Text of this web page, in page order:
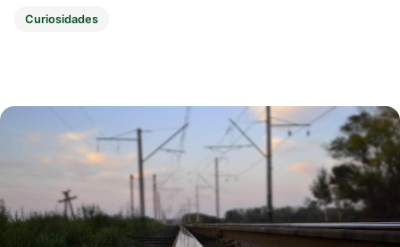
Curiosidades